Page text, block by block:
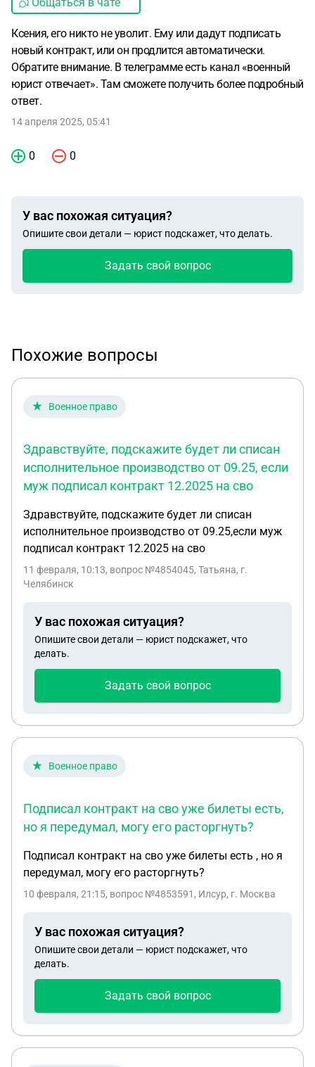
Ксения, его никто не уволит. Ему или дадут подписать
новый контракт, или он продлится автоматически.
Обратите внимание. В телеграмме есть канал «военный
юрист отвечает». Там сможете получить более подробный
ответ.
14 апреля 2025, 05:41
0 0
У вас похожая ситуация?
Опишите свои детали — юрист подскажет, что делать.
Задать свой вопрос
Похожие вопросы
Военное право
Здравствуйте, подскажите будет ли списан
исполнительное производство от 09.25, если
муж подписал контракт 12.2025 на сво
Здравствуйте, подскажите будет ли списан
исполнительное производство от 09.25,если муж
подписал контракт 12.2025 на сво
11 февраля, 10:13, вопрос №4854045, Татьяна, г.
Челябинск
У вас похожая ситуация?
Опишите свои детали — юрист подскажет, что
делать.
Задать свой вопрос
Военное право
Подписал контракт на сво уже билеты есть,
но я передумал, могу его расторгнуть?
Подписал контракт на сво уже билеты есть , но я
передумал, могу его расторгнуть?
10 февраля, 21:15, вопрос №4853591, Илсур, г. Москва
У вас похожая ситуация?
Опишите свои детали — юрист подскажет, что
делать.
Задать свой вопрос